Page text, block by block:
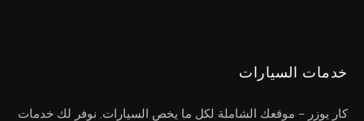
خدمات السيارات
كار يوزر – موقعك الشاملة لكل ما يخص السيارات. نوفر لك خدمات